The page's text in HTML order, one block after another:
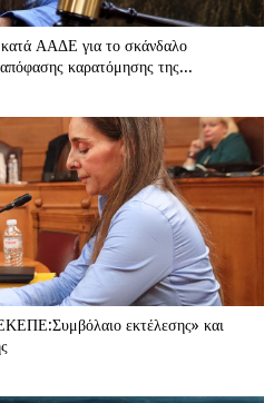
ΑΑΔΕ για το σκάνδαλο
καρατόμησης της...
εκτέλεσης» και